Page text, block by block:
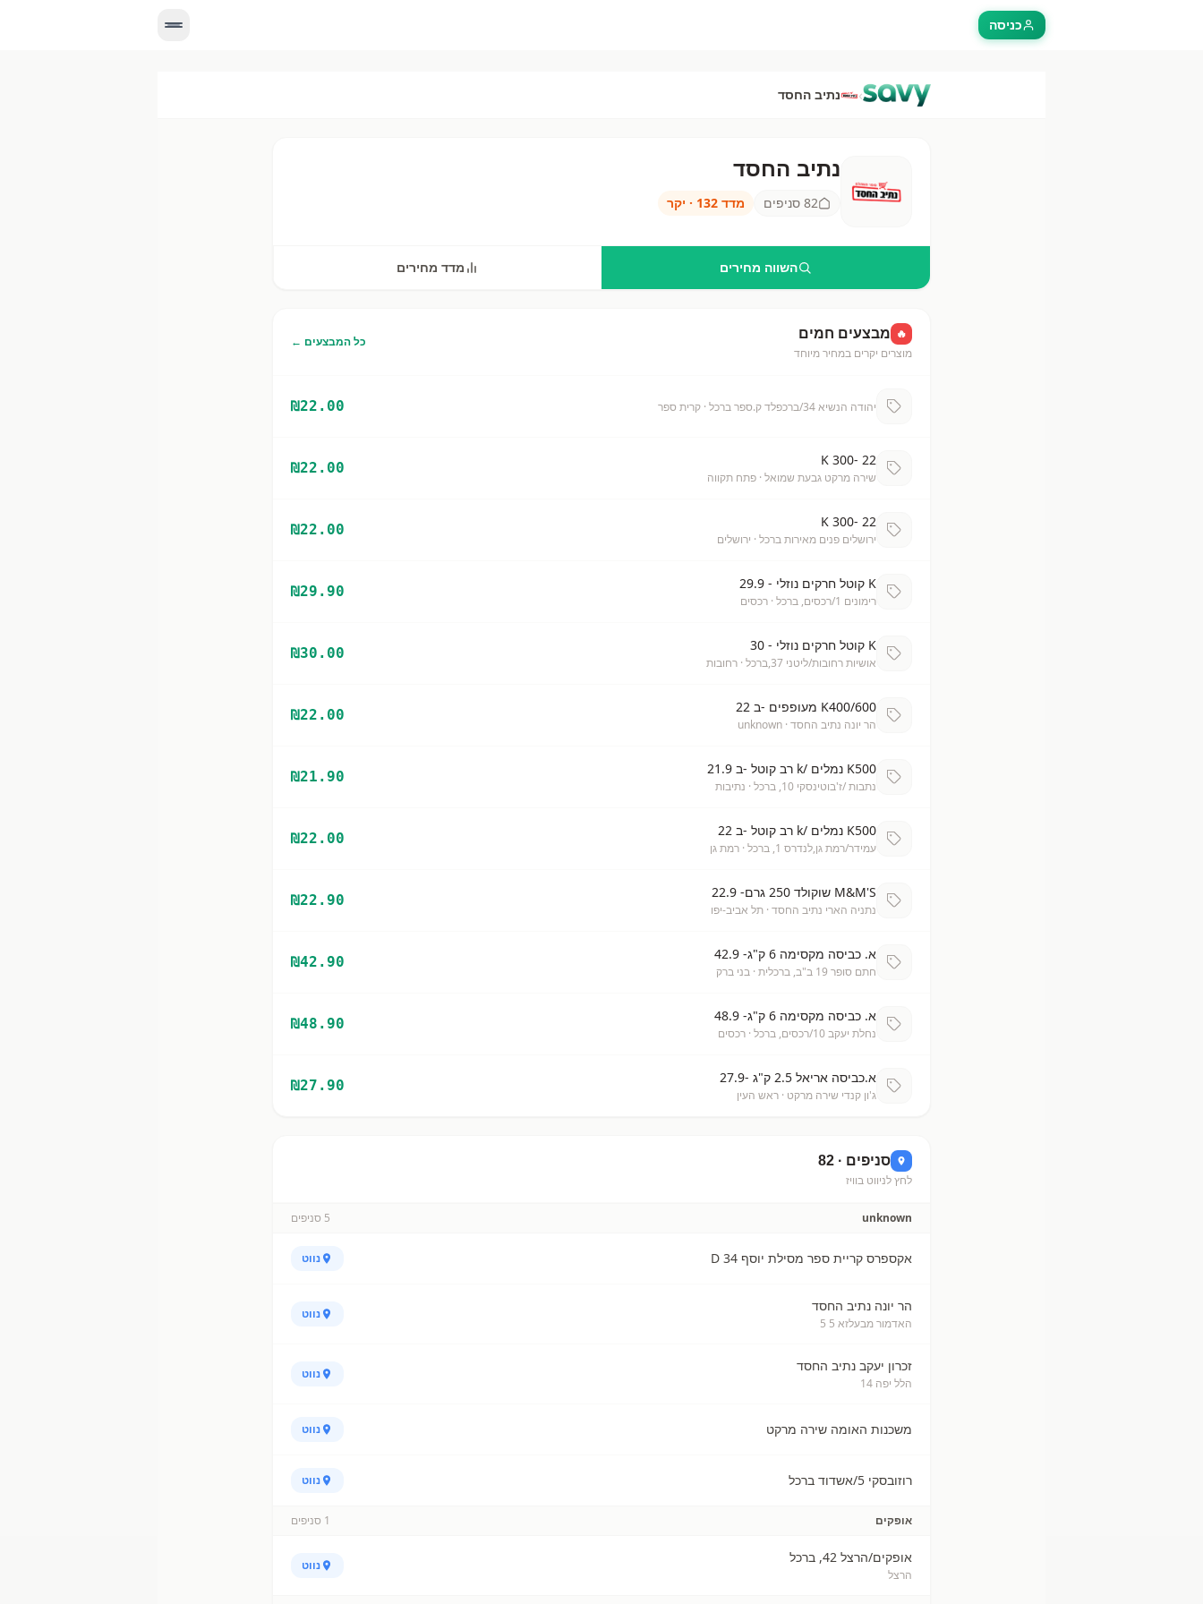
כניסה
› נתיב החסד
נתיב החסד
נתיב החסד
82 סניפים מדד 132
· יקר
השווה מחירים מדד מחירים
🔥
מבצעים חמים
מוצרים יקרים במחיר מיוחד
כל המבצעים ←
יהודה הנשיא 34/ברכפלד ק.ספר ברכל · קרית ספר ₪22.00
K 300- 22
שירה מרקט גבעת שמואל · פתח תקווה
₪22.00
K 300- 22
ירושלים פנים מאירות ברכל · ירושלים
₪22.00
K קוטל חרקים נוזלי - 29.9
רימונים 1/רכסים, ברכל · רכסים
₪29.90
K קוטל חרקים נוזלי - 30
אושיות רחובות/ליטני 37,ברכל · רחובות
₪30.00
K400/600 מעופפים -ב 22
הר יונה נתיב החסד · unknown
₪22.00
K500 נמלים /k רב קוטל -ב 21.9
נתבות /ז'בוטינסקי 10, ברכל · נתיבות
₪21.90
K500 נמלים /k רב קוטל -ב 22
עמידר/רמת גן,לנדרס 1, ברכל · רמת גן
₪22.00
M&M'S שוקולד 250 גרם- 22.9
נתניה הארי נתיב החסד · תל אביב-יפו
₪22.90
א. כביסה מקסימה 6 ק"ג- 42.9
חתם סופר 19 ב"ב, ברכלית · בני ברק
₪42.90
א. כביסה מקסימה 6 ק"ג- 48.9
נחלת יעקב 10/רכסים, ברכל · רכסים
₪48.90
א.כביסה אריאל 2.5 ק"ג -27.9
ג'ון קנדי שירה מרקט · ראש העין
₪27.90
סניפים · 82
לחץ לניווט בוויז
unknown
5 סניפים
אקספרס קריית ספר מסילת יוסף 34 D נווט
הר יונה נתיב החסד
האדמור מבעלזא 5 5
נווט
זכרון יעקב נתיב החסד
הלל יפה 14
נווט
משכנות האומה שירה מרקט נווט
רוזובסקי 5/אשדוד ברכל נווט
אופקים 1 סניפים
אופקים/הרצל 42, ברכל
הרצל
נווט